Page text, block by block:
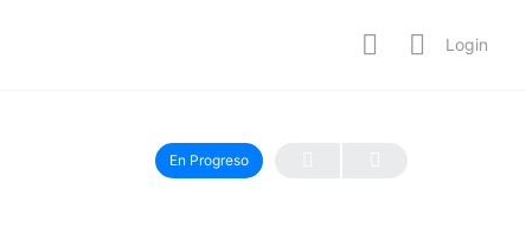
Login
En Progreso